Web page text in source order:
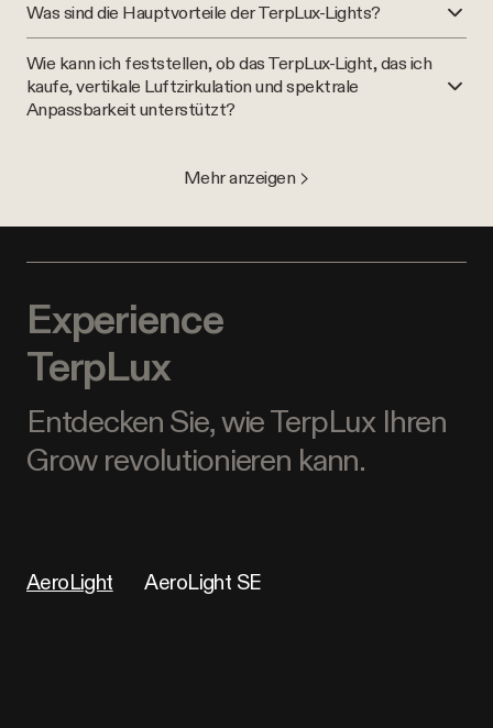
Was sind die Hauptvorteile der TerpLux-Lights?
Wie kann ich feststellen, ob das TerpLux-Light, das ich
kaufe, vertikale Luftzirkulation und spektrale
Anpassbarkeit unterstützt?
Mehr anzeigen >
Experience
TerpLux
Entdecken Sie, wie TerpLux Ihren
Grow revolutionieren kann.
AeroLight AeroLight SE